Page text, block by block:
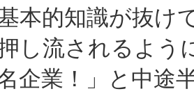
本的知識が抜け
し流されるよう
企業！」と中途